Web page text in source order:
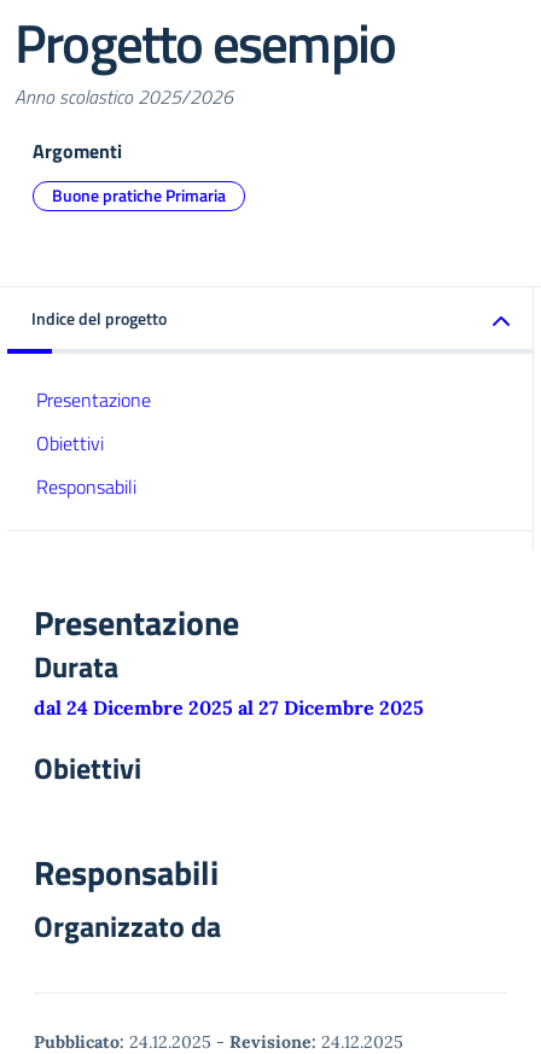
Progetto esempio
Anno scolastico 2025/2026
Argomenti
Buone pratiche Primaria
Indice del progetto
Presentazione
Obiettivi
Responsabili
Presentazione
Durata
dal 24 Dicembre 2025 al 27 Dicembre 2025
Obiettivi
Responsabili
Organizzato da
Pubblicato: 24.12.2025 - Revisione: 24.12.2025